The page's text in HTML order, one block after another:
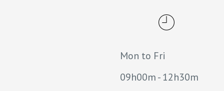
Mon to Fri
09h00m - 12h30m